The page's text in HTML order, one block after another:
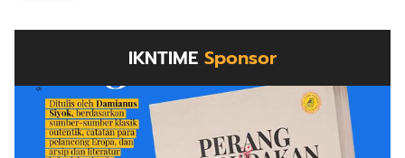
IKNTIME Sponsor